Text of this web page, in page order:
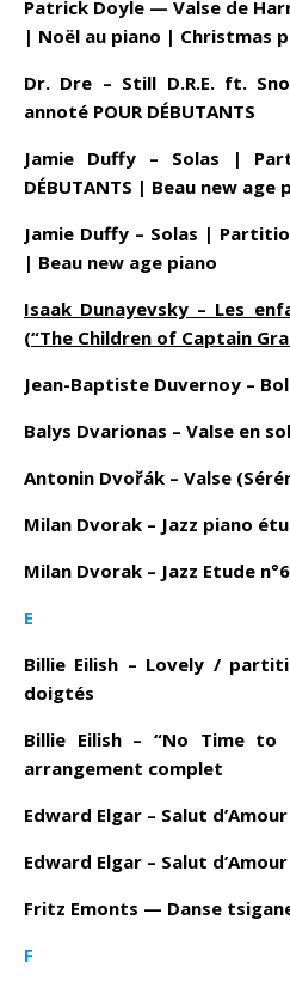
Patrick Doyle — Valse de
| Noël au piano | Christmas
Dr. Dre – Still D.R.E. ft.
annoté POUR DÉBUTANTS
Jamie Duffy – Solas |
DÉBUTANTS | Beau new age
Jamie Duffy – Solas |
| Beau new age piano
Isaak Dunayevsky – Les
(“The Children of Captain
Jean-Baptiste Duvernoy –
Balys Dvarionas – Valse en
Antonin Dvořák – Valse
Milan Dvorak – Jazz piano
Milan Dvorak – Jazz Etude
E
Billie Eilish – Lovely /
doigtés
Billie Eilish – “No Time
arrangement complet
Edward Elgar – Salut
Edward Elgar – Salut
Fritz Emonts — Danse
F